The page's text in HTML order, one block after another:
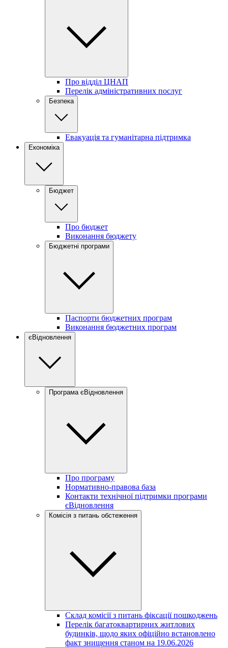
Про відділ ЦНАП
Перелік адміністративних послуг
Безпека
Евакуація та гуманітарна підтримка
Економіка
Бюджет
Про бюджет
Виконання бюджету
Бюджетні програми
Паспорти бюджетних програм
Виконання бюджетних програм
єВідновлення
Програма єВідновлення
Про програму
Нормативно-правова база
Контакти технічної підтримки програми
єВідновлення
Комісія з питань обстеження
Склад комісії з питань фіксації пошкоджень
Перелік багатоквартирних житлових
будинків, щодо яких офіційно встановлено
факт знищення станом на 19.06.2026